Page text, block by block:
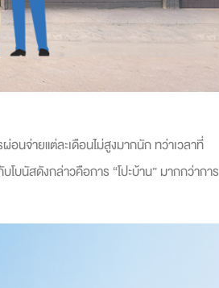
นจ่ายแต่ละเดือนไม่สูงมากนัก ทว่าเวลาที่
โบนัสดังกล่าวคือการ “โปะบ้าน” มากกว่าการ